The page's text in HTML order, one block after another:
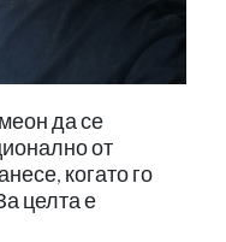
да се
от
когато го
целта е